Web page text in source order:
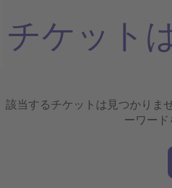
チケット
該当するチケットは見つかりま
ーワード